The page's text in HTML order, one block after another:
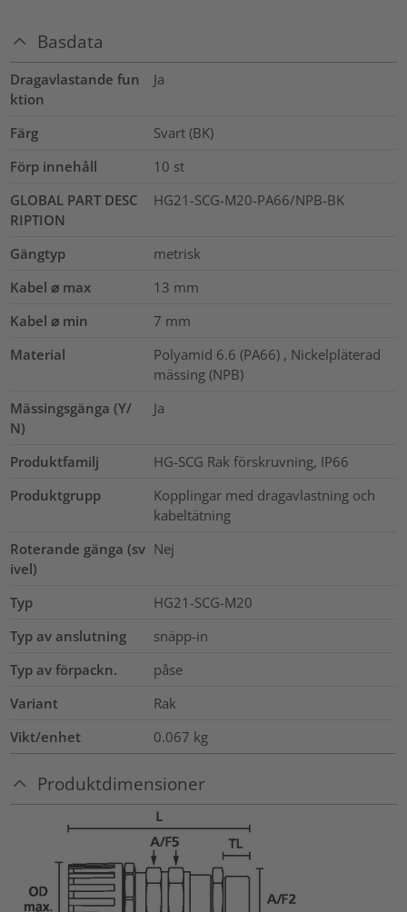
Basdata
Dragavlastande fun
ktion
Ja
Färg
Svart (BK)
Förp innehåll
10 st
GLOBAL PART DESC
RIPTION
HG21-SCG-M20-PA66/NPB-BK
Gängtyp
metrisk
Kabel ⌀ max
13 mm
Kabel ⌀ min
7 mm
Material
Polyamid 6.6 (PA66) , Nickelpläterad
mässing (NPB)
Mässingsgänga (Y/
N)
Ja
Produktfamilj
HG-SCG Rak förskruvning, IP66
Produktgrupp
Kopplingar med dragavlastning och
kabeltätning
Roterande gänga (sv
ivel)
Nej
Typ
HG21-SCG-M20
Typ av anslutning
snäpp-in
Typ av förpackn.
påse
Variant
Rak
Vikt/enhet
0.067 kg
Produktdimensioner